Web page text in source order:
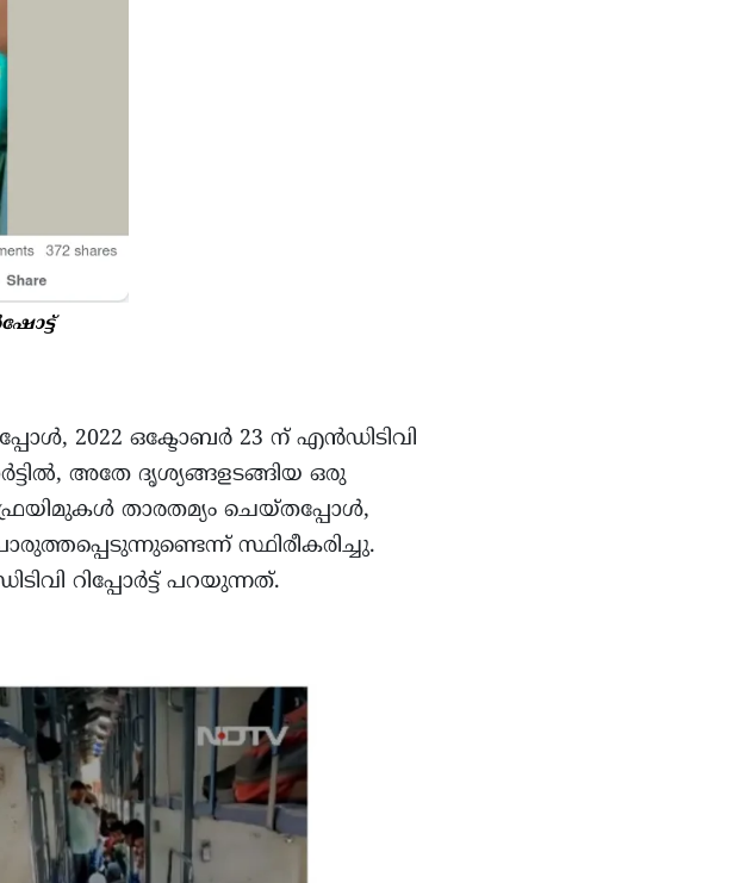
2022 ഒക്ടോബർ 23 ന് എൻഡിടിവി
അതേ ദൃശ്യങ്ങളടങ്ങിയ ഒരു
താരതമ്യം ചെയ്തപ്പോൾ,
സ്ഥിരീകരിച്ചു.
റിപ്പോർട്ട് പറയുന്നത്.